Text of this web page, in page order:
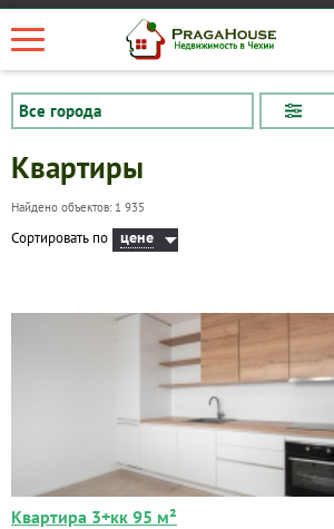
Квартиры
Найдено объектов: 1 935
Сортировать по цене
Квартира 3+кк 95 м²